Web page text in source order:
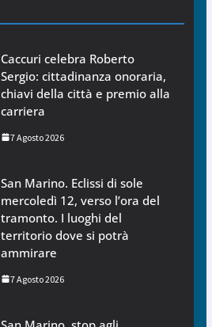
Caccuri celebra Roberto
Sergio: cittadinanza onoraria,
chiavi della città e premio alla
carriera
7 Agosto 2026
San Marino. Eclissi di sole
mercoledì 12, verso l’ora del
tramonto. I luoghi del
territorio dove si potrà
ammirare
7 Agosto 2026